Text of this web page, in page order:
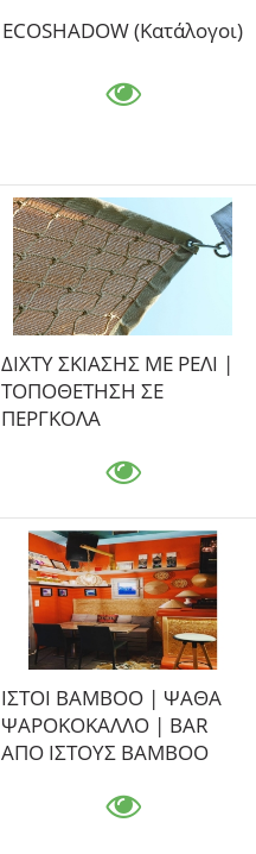
ECOSHADOW (Κατάλογοι)
ΔΙΧΤΥ ΣΚΙΑΣΗΣ ΜΕ ΡΕΛΙ |
ΤΟΠΟΘΕΤΗΣΗ ΣΕ
ΠΕΡΓΚΟΛΑ
ΙΣΤΟΙ ΒΑΜΒΟΟ | ΨΑΘΑ
ΨΑΡΟΚΟΚΑΛΛΟ | ΒΑR
ΑΠΟ ΙΣΤΟΥΣ ΒΑΜΒΟΟ